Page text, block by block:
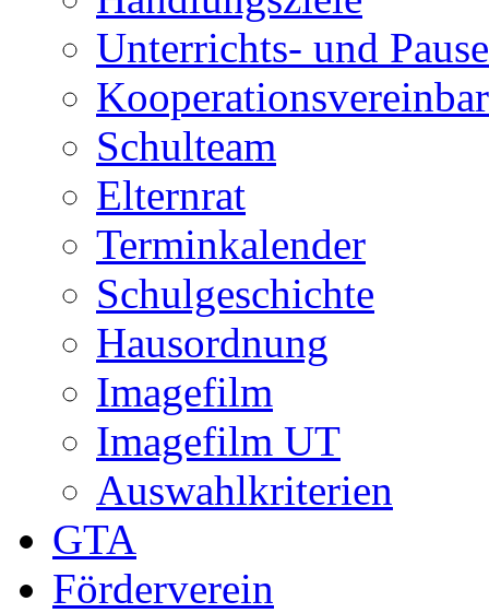
Unterrichts- und
Schulteam
Elternrat
Terminkalender
Schulgeschichte
Hausordnung
Imagefilm
Imagefilm UT
Auswahlkriterien
GTA
Förderverein